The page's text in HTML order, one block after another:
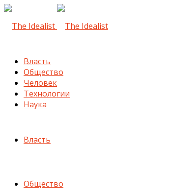
Власть
Общество
Человек
Технологии
Наука
Власть
Общество